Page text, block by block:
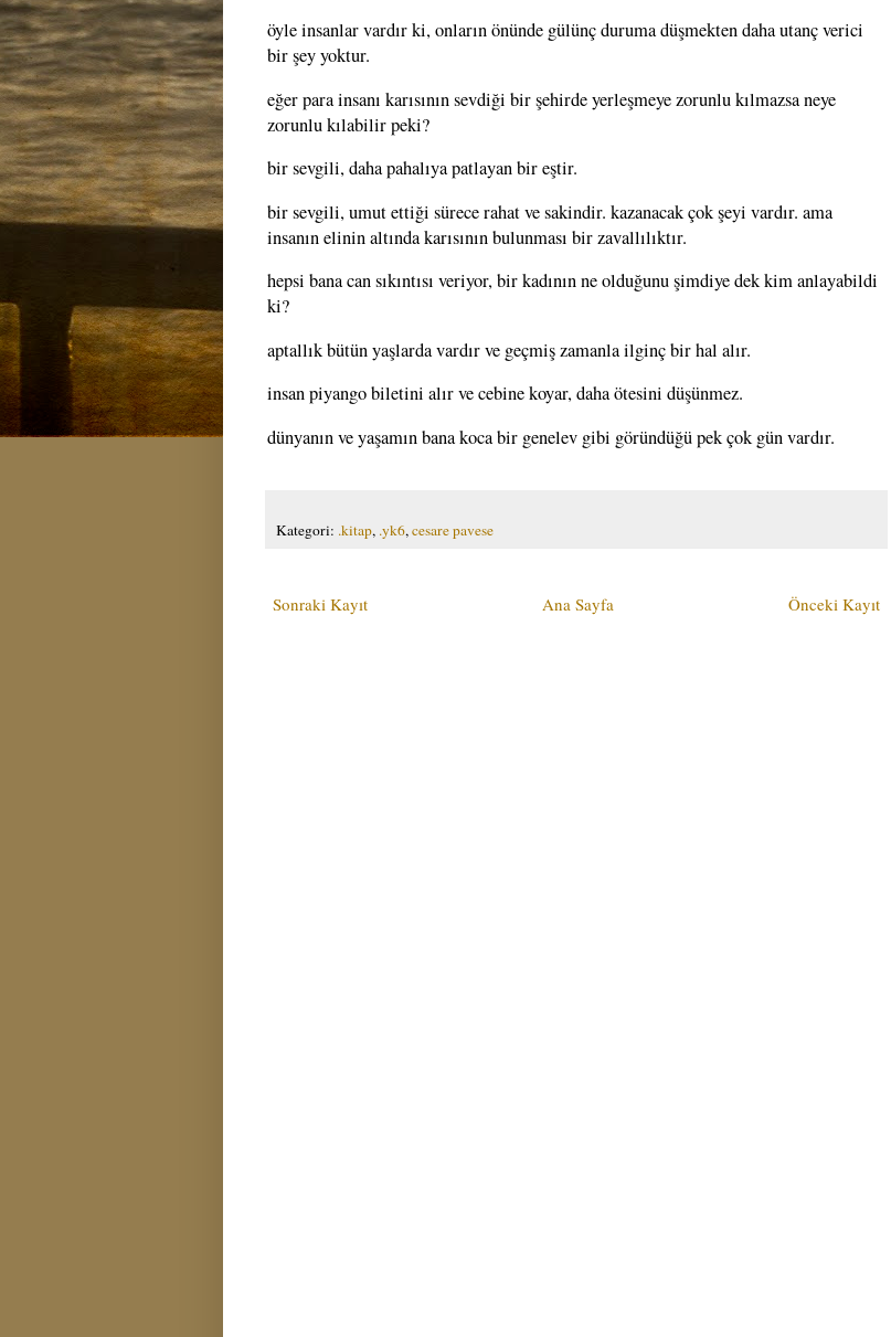
öyle insanlar vardır ki, onların önünde gülünç duruma düşmekten daha utanç verici
bir şey yoktur.
eğer para insanı karısının sevdiği bir şehirde yerleşmeye zorunlu kılmazsa neye
zorunlu kılabilir peki?
bir sevgili, daha pahalıya patlayan bir eştir.
bir sevgili, umut ettiği sürece rahat ve sakindir. kazanacak çok şeyi vardır. ama
insanın elinin altında karısının bulunması bir zavallılıktır.
hepsi bana can sıkıntısı veriyor, bir kadının ne olduğunu şimdiye dek kim anlayabildi
ki?
aptallık bütün yaşlarda vardır ve geçmiş zamanla ilginç bir hal alır.
insan piyango biletini alır ve cebine koyar, daha ötesini düşünmez.
dünyanın ve yaşamın bana koca bir genelev gibi göründüğü pek çok gün vardır.
Kategori: .kitap, .yk6,cesare pavese
Sonraki Kayıt Önceki Kayıt
Ana Sayfa